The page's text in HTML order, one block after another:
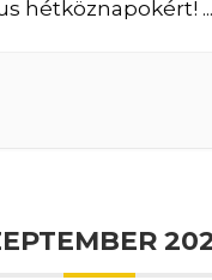
hétköznapokért! ...